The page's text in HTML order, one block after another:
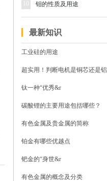
钼的性质及用途
最新知识
工业硅的用途
超实用！判断电机是铜芯还是铝
钛一种“优秀&r
碳酸锂的主要用途包括哪些？
有色金属及贵金属的简称
铂金有哪些优越点
钯金的“身世&r
有色金属的概念及分类